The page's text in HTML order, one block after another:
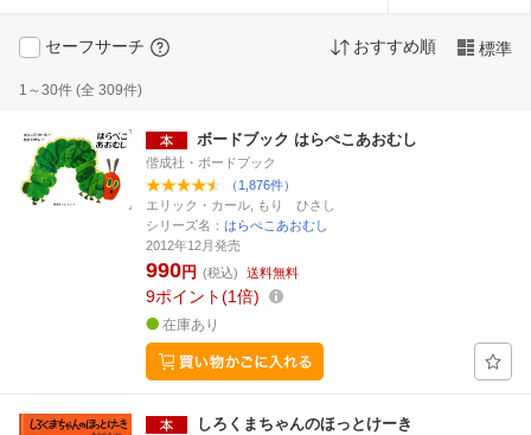
セーフサーチ おすすめ順 標準
1～30件 (全 309件)
ボードブック はらぺこあおむし
偕成社・ボードブック
（1,876件）
エリック・カール, もり ひさし
シリーズ名： はらぺこあおむし
2012年12月発売
990円 (税込) 送料無料
9ポイント 1倍
在庫あり
しろくまちゃんのほっとけーき